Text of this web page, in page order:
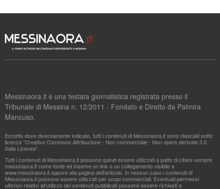
Messinaora.it è una testata giornalistica registrata presso il
Tribunale di Messina n. 12/2011 - Fondato e Diretto da Palmira
Mancuso.
Eccetto dove diversamente indicato, tutti i contenuti di Messinaora.it sono rilasciati sotto
licenza "Creative Commons Attribuzione - Non commerciale - Non opere derivate 3.0
Italia License".
Tutti i contenuti di Messinaora.it possono quindi essere utilizzati a patto di citare sempre
messinaora.it come fonte ed inserire un link o un collegamento visibile a
www.messinaora.it oppure alla pagina dell'articolo. In nessun caso i contenuti di
Messinaora.it possono essere utilizzati per scopi commerciali. Eventuali permessi
ulteriori relativi all'utilizzo dei contenuti pubblicati possono essere richiesti a